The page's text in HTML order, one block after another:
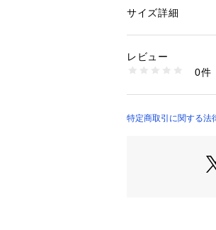
ており、穿き心地
ディーなどでお家
季らしい抜け感
性別：レディース
ステル 95% ポリウ
洗濯：洗濯不可 漂
※詳しい洗濯方法に
サイズ詳細
レビュー
0件
特定商取引に関する法